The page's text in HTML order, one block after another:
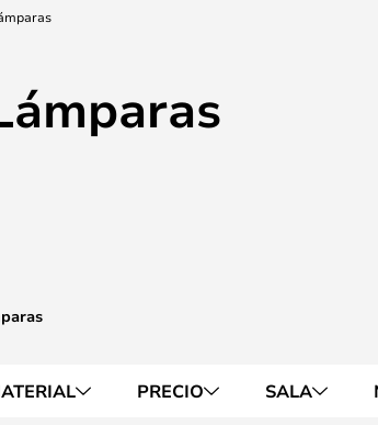
PRECIO SALA